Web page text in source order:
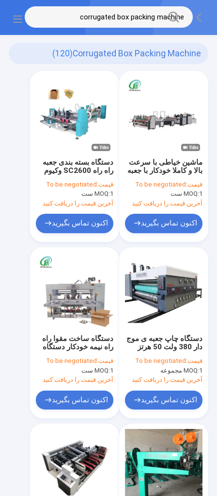
Corrugated Box Packing Machine
(120)
دستگاه بسته بندی جعبه
راه راه SC2600 وکیوم
قیمت: To be negotiated
MOQ:1 ست
آخرین قیمت را دریافت کنید
اکنون تماس بگیرید
ماشین خیاطی با سرعت
بالا و کاملا خودکار با جعبه
قیمت: To be negotiated
MOQ:1 ست
آخرین قیمت را دریافت کنید
اکنون تماس بگیرید
دستگاه ساخت مقوا راه
راه نیمه خودکار دستگاه
قیمت: To be negotiated
MOQ:1 ست
آخرین قیمت را دریافت کنید
اکنون تماس بگیرید
دستگاه چاپ جعبه ی موج
دار 380 ولت 50 هرتز
قیمت: To be negotiated
MOQ:1 مجموعه
آخرین قیمت را دریافت کنید
اکنون تماس بگیرید